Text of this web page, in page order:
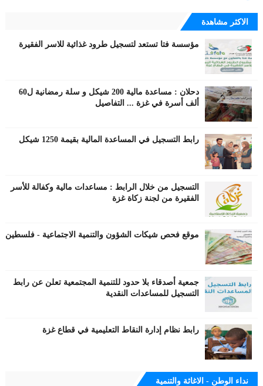
الاكثر مشاهدة
مؤسسة فتا تستعد لتسجيل طرود غذائية للاسر الفقيرة
دحلان : مساعدة مالية 200 شيكل و سلة رمضانية ل60
ألف أسرة في غزة ... التفاصيل
رابط التسجيل في المساعدة المالية بقيمة 1250 شيكل
التسجيل من خلال الرابط : مساعدات مالية وكفالة للأسر
الفقيرة من لجنة زكاة غزة
موقع فحص شيكات الشؤون والتنمية الاجتماعية - فلسطين
جمعية أصدقاء بلا حدود للتنمية المجتمعية تعلن عن رابط
التسجيل للمساعدات النقدية
رابط نظام إدارة النقاط التعليمية في قطاع غزة
نداء الوطن - الاغاثة والتنمية